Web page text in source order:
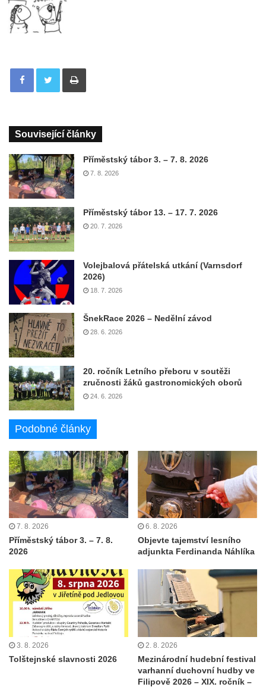
Tisknout
Související články
Příměstský tábor 3. – 7. 8. 2026
7. 8. 2026
Příměstský tábor 13. – 17. 7. 2026
20. 7. 2026
Volejbalová přátelská utkání (Varnsdorf
2026)
18. 7. 2026
ŠnekRace 2026 – Nedělní závod
28. 6. 2026
20. ročník Letního přeboru v soutěži
zručnosti žáků gastronomických oborů
24. 6. 2026
Podobné články
7. 8. 2026
Příměstský tábor 3. – 7. 8.
2026
6. 8. 2026
Objevte tajemství lesního
adjunkta Ferdinanda Náhlíka
3. 8. 2026
Tolštejnské slavnosti 2026
2. 8. 2026
Mezinárodní hudební festival
varhanní duchovní hudby ve
Filipově 2026 – XIX. ročník –